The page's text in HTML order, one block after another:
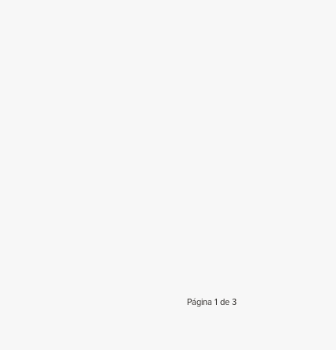
Página 1 de 3